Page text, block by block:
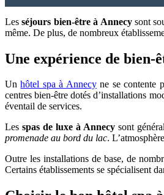
Lesséjours bien-être à Annecysont
même. De plus, de nombreux
Une expérience de bien-
Unhôtel spa à Annecyne se contente
centres bien-être dotés d’installations
éventail de services.
Les spas de luxe à Annecysont
promenade au bord du lac.
Outre les installations de base, de
Certains établissements se spécialisent